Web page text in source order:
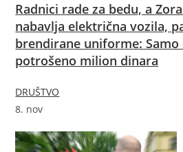
Radnici rade za bedu, a
nabavlja električna vozila,
brendirane uniforme: Samo
potrošeno milion dinara
DRUŠTVO
8. nov